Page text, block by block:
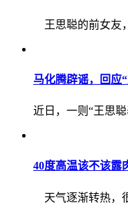
王思聪的前女友
马化腾辟谣，回应
近日，一则“王思
40度高温该不该露
天气逐渐转热，